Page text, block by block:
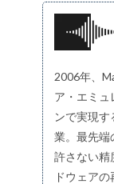
2006年、
ア・エミュ
ンで実現
業。最先端
許さない精
ドウェア